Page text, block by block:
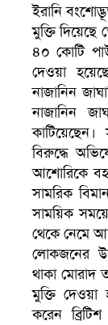
ইরানি
মুক্তি
৪০ কোটি
দেওয়া
নাজানিন
নাজানিন
বিরুদ্ধে
আশোরিকে
সামরিক
সাময়িক
থেকে নেমে
লোকজনের
থাকা মোরাদ
মুক্তি দেওয়া
করেন ব্রিটিশ